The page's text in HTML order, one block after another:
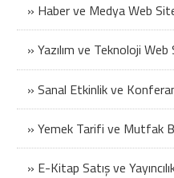
» Haber ve Medya Web
» Yazılım ve Teknoloji
» Sanal Etkinlik ve
» Yemek Tarifi ve Mutfak
» E-Kitap Satış ve